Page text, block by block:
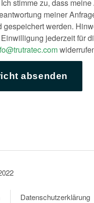
stimme zu, dass
meiner
gespeichert werden.
jederzeit für
Datenschutzerklärung